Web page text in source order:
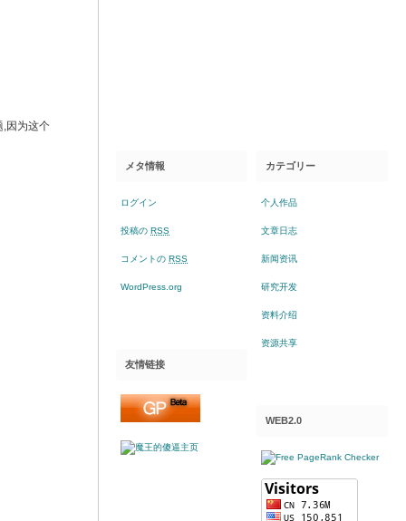
,因为这个
メタ情報
ログイン
投稿の RSS
コメントの RSS
WordPress.org
友情链接
カテゴリー
个人作品
文章日志
新闻资讯
研究开发
资料介绍
资源共享
WEB2.0